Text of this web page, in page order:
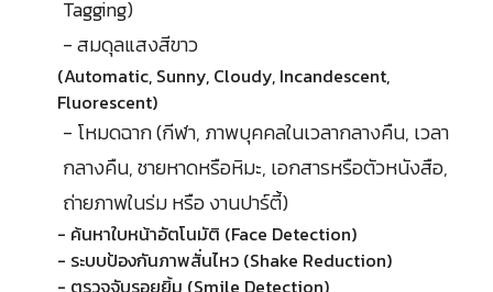
Tagging)
- สมดุลแสงสีขาว
(Automatic, Sunny, Cloudy, Incandescent,
Fluorescent)
- โหมดฉาก (กีฬา, ภาพบุคคลในเวลากลางคืน, เวลา
กลางคืน, ชายหาดหรือหิมะ, เอกสารหรือตัวหนังสือ,
ถ่ายภาพในร่ม หรือ งานปาร์ตี้)
- ค้นหาใบหน้าอัตโนมัติ (Face Detection)
- ระบบป้องกันภาพสั่นไหว (Shake Reduction)
- ตรวจจับรอยยิ้ม (Smile Detection)